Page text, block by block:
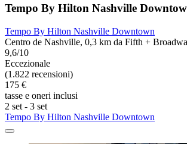
Tempo By Hilton Nashville
Tempo By Hilton Nashville Downtown
Centro de Nashville, 0,3 km da Fifth +
9,6/10
Eccezionale
(1.822 recensioni)
175 €
tasse e oneri inclusi
2 set - 3 set
Tempo By Hilton Nashville Downtown